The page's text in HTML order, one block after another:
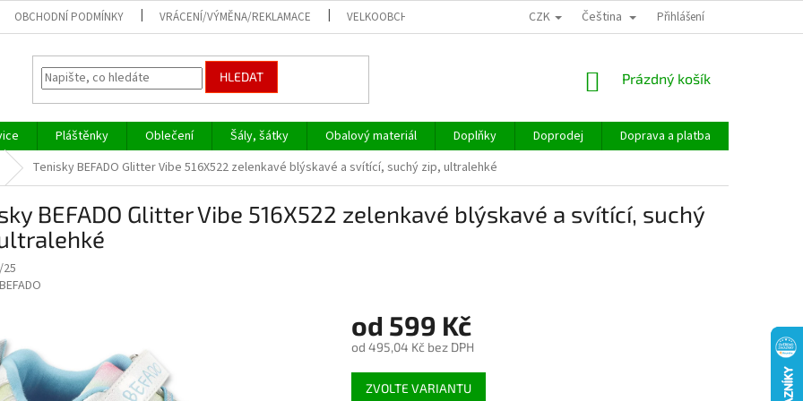
OBCHODNÍ PODMÍNKY VRÁCENÍ/VÝMĚNA/REKLAMACE VELKOOBCHOD CZK Čeština Přihlášení
HLEDAT
NÁKUPNÍ
Prázdný košík
Pláštěnky Oblečení Šály, šátky Obalový materiál Doplňky Doprodej Doprava a platba
Tenisky BEFADO Glitter Vibe 516X522 zelenkavé blýskavé a svítící, suchý zip, ultralehké
BEFADO Glitter Vibe 516X522 zelenkavé blýskavé a svítící, suchý
BEFADO
od 599 Kč
od 495,04 Kčbez DPH
Měrná
cena:
ZVOLTE VARIANTU